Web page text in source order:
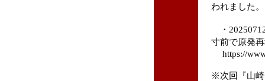
われました。
・
寸前で原発
https://
※次回『山崎